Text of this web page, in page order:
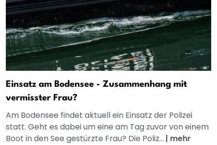
Einsatz am Bodensee - Zusammenhang mit
vermisster Frau?
Am Bodensee findet aktuell ein Einsatz der Polizei
statt. Geht es dabei um eine am Tag zuvor von einem
Boot in den See gestürzte Frau? Die Poliz... | mehr